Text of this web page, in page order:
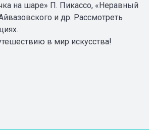
на шаре» П. Пикассо, «Неравный
и др. Рассмотреть
в мир искусства!